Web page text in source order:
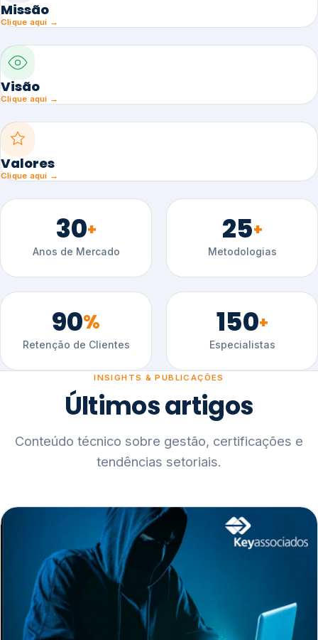
Missão
Clique aqui →
Visão
Clique aqui →
Valores
Clique aqui →
30+
Anos de Mercado
25+
Metodologias
90%
Retenção de Clientes
150+
Especialistas
INSIGHTS & PUBLICAÇÕES
Últimos artigos
Conteúdo técnico sobre gestão, certificações e
tendências setoriais.